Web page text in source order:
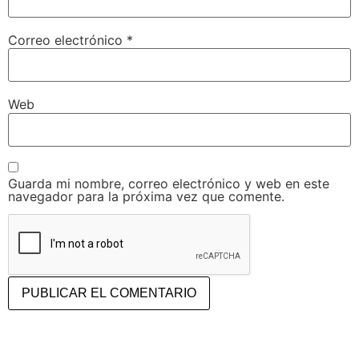
Correo electrónico *
Web
Guarda mi nombre, correo electrónico y web en este
navegador para la próxima vez que comente.